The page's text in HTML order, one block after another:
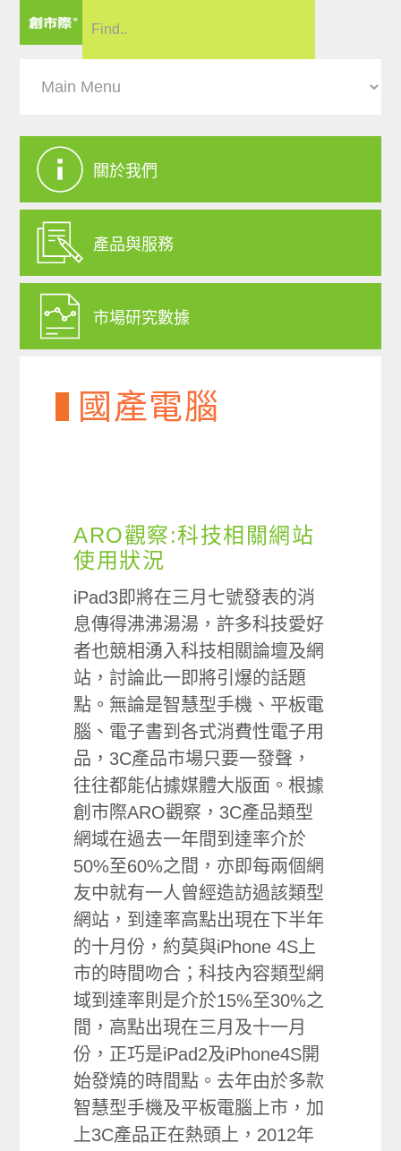
關於我們
產品與服務
市場研究數據
國產電腦
ARO觀察:科技相關網站
使用狀況
iPad3即將在三月七號發表的消
息傳得沸沸湯湯，許多科技愛好
者也競相湧入科技相關論壇及網
站，討論此一即將引爆的話題
點。無論是智慧型手機、平板電
腦、電子書到各式消費性電子用
品，3C產品市場只要一發聲，
往往都能佔據媒體大版面。根據
創市際ARO觀察，3C產品類型
網域在過去一年間到達率介於
50%至60%之間，亦即每兩個網
友中就有一人曾經造訪過該類型
網站，到達率高點出現在下半年
的十月份，約莫與iPhone 4S上
市的時間吻合；科技內容類型網
域到達率則是介於15%至30%之
間，高點出現在三月及十一月
份，正巧是iPad2及iPhone4S開
始發燒的時間點。去年由於多款
智慧型手機及平板電腦上市，加
上3C產品正在熱頭上，2012年